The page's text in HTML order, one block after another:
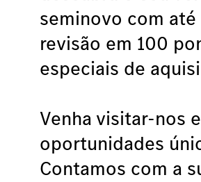
seminovo com
revisão em 100
especiais de
Venha visitar-nos
oportunidades
Contamos com a